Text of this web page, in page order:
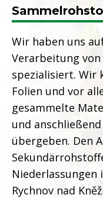
Wir haben uns
Verarbeitung
spezialisiert. Wir
Folien und vor
gesammelte
und
übergeben. Den
Niederlassungen
Rychnov nad